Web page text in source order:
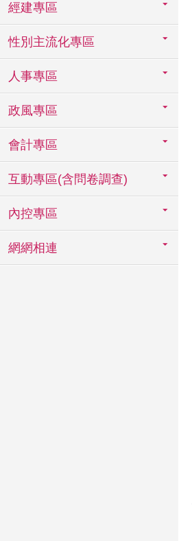
經建專區
性別主流化專區
人事專區
政風專區
會計專區
互動專區(含問卷調查)
內控專區
網網相連